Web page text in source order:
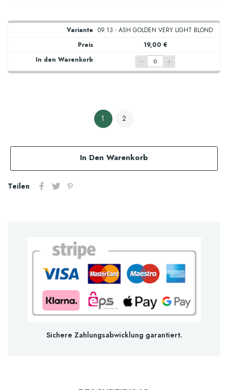
09.13 - ASH GOLDEN VERY LIGHT BLOND
19,00 €
1 2
In Den Warenkorb
Teilen
Sichere Zahlungsabwicklung garantiert.